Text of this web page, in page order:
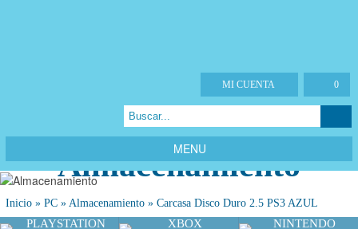
0
MI CUENTA
MENU
Almacenamiento
Inicio » PC » Almacenamiento » Carcasa Disco Duro 2.5 PS3 AZUL